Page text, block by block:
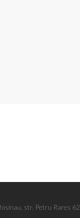
str. Petru Rares 62